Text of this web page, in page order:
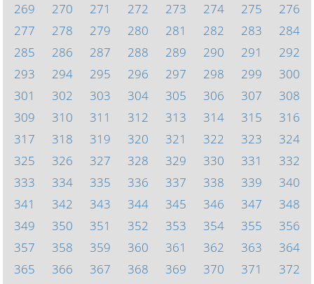
269
270 271 272 273 274 275
276
277
278 279 280 281 282 283
284
285
286 287 288 289 290 291
292
293
294 295 296 297 298 299
300
301
302 303 304 305 306 307
308
309
310 311 312 313 314 315
316
317
318 319 320 321 322 323
324
325
326 327 328 329 330 331
332
333
334 335 336 337 338 339
340
341
342 343 344 345 346 347
348
349
350 351 352 353 354 355
356
357
358 359 360 361 362 363
364
365
366 367 368 369 370 371
372